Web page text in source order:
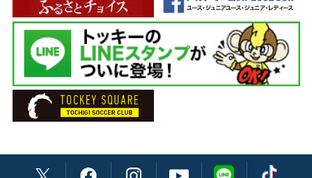
DF 7 菅 和範
DF 15 溝渕 雄志
DF 23 柳 育崇
DF 28 温井 駿斗
DF 30 田代 雅也
トレーナー 榮 裕二郎
通訳 (ポルトガル語) 渡辺 ブルーノ英男
主務 荒井 厚志
副務 人見 俊輔